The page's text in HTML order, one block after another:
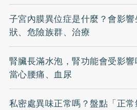
子宮內膜異位症是什麼？會影
狀、危險族群、治療
腎臟長滿水泡，腎功能會受影響
當心腰痛、血尿
私密處異味正常嗎？盤點「正